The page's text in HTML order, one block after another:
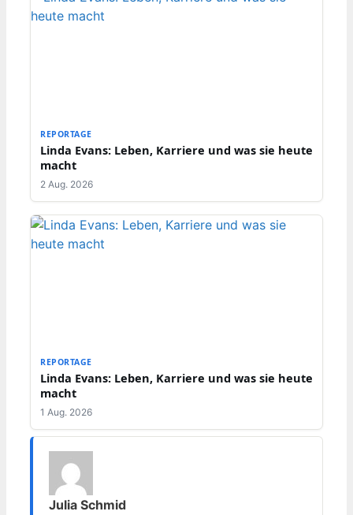
REPORTAGE
Linda Evans: Leben, Karriere und was sie heute
macht
2 Aug. 2026
REPORTAGE
Linda Evans: Leben, Karriere und was sie heute
macht
1 Aug. 2026
Julia Schmid